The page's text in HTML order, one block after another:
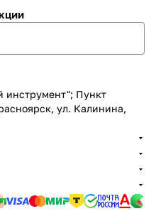
инструмент"; Пункт
ул. Калинина,